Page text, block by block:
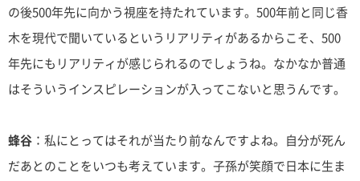
の後500年先に向かう視座を持たれています。500年前と同じ香
木を現代で聞いているというリアリティがあるからこそ、500
年先にもリアリティが感じられるのでしょうね。なかなか普通
はそういうインスピレーションが入ってこないと思うんです。
蜂谷 ：私にとってはそれが当たり前なんですよね。自分が死ん
だあとのことをいつも考えています。子孫が笑顔で日本に生ま